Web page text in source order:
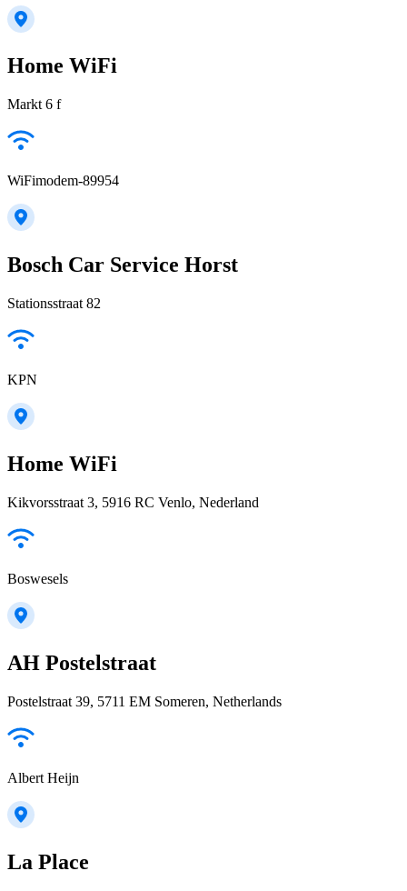
Home WiFi
Markt 6 f
WiFimodem-89954
Bosch Car Service Horst
Stationsstraat 82
KPN
Home WiFi
Kikvorsstraat 3, 5916 RC Venlo, Nederland
Boswesels
AH Postelstraat
Postelstraat 39, 5711 EM Someren, Netherlands
Albert Heijn
La Place